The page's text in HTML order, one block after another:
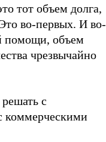
тот объем долга,
во-первых. И во-
помощи, объем
чрезвычайно
с
коммерческими